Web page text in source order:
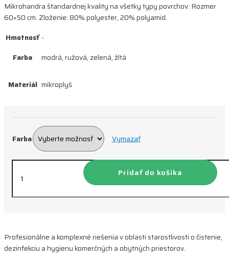
Mikrohandra štandardnej kvality na všetky typy povrchov. Rozmer
60×50 cm. Zloženie: 80% polyester, 20% polyamid.
Hmotnosť -
Farba
modrá, ružová, zelená, žltá
Materiál mikroplyš
Farba Vymazať
Utierka
60×50
Pridať do košíka
Profesionálne a komplexné riešenia v oblasti starostlivosti o čistenie,
dezinfekciu a hygienu komerčných a obytných priestorov.